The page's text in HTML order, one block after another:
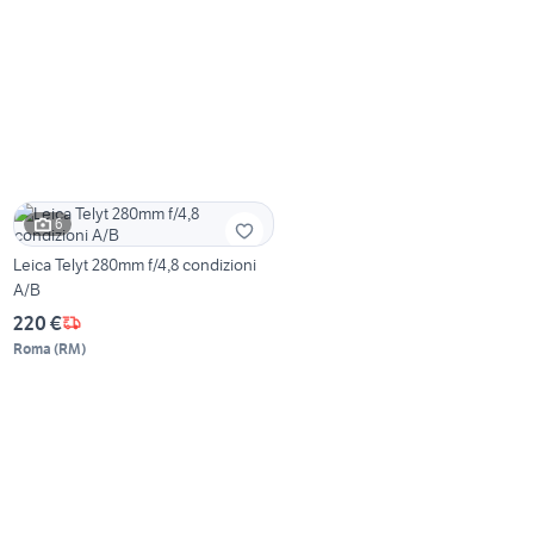
6
Leica Telyt 280mm f/4,8 condizioni
A/B
220 €
Roma (RM)